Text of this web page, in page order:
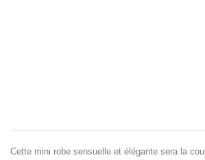
Cette mini robe sensuelle et élégante sera la